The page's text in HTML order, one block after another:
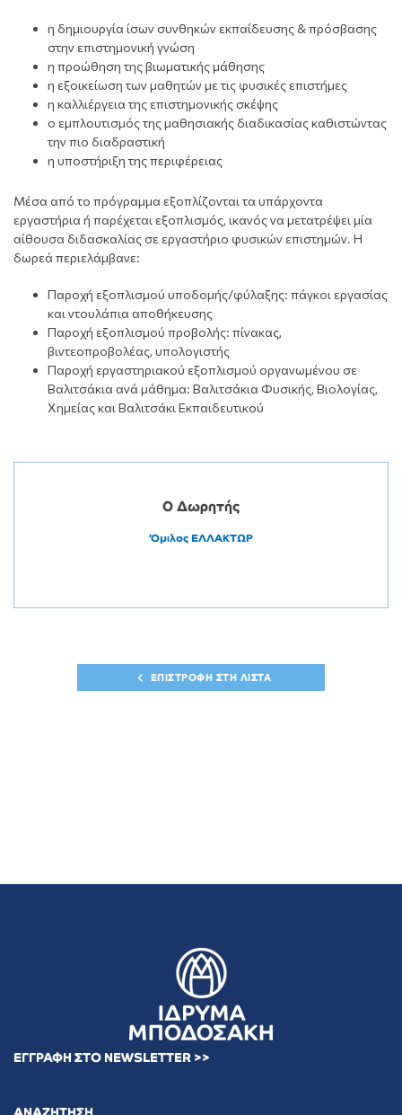
η δημιουργία ίσων συνθηκών εκπαίδευσης & πρόσβασης
στην επιστημονική γνώση
η προώθηση της βιωματικής μάθησης
η εξοικείωση των μαθητών με τις φυσικές επιστήμες
η καλλιέργεια της επιστημονικής σκέψης
ο εμπλουτισμός της μαθησιακής διαδικασίας καθιστώντας
την πιο διαδραστική
η υποστήριξη της περιφέρειας
Μέσα από το πρόγραμμα εξοπλίζονται τα υπάρχοντα
εργαστήρια ή παρέχεται εξοπλισμός, ικανός να μετατρέψει μία
αίθουσα διδασκαλίας σε εργαστήριο φυσικών επιστημών. Η
δωρεά περιελάμβανε:
Παροχή εξοπλισμού υποδομής/φύλαξης: πάγκοι εργασίας
και ντουλάπια αποθήκευσης
Παροχή εξοπλισμού προβολής: πίνακας,
βιντεοπροβολέας, υπολογιστής
Παροχή εργαστηριακού εξοπλισμού οργανωμένου σε
Βαλιτσάκια ανά μάθημα: Βαλιτσάκια Φυσικής, Βιολογίας,
Χημείας και Βαλιτσάκι Εκπαιδευτικού
Ο Δωρητής
Όμιλος ΕΛΛΑΚΤΩΡ
ΕΠΙΣΤΡΟΦΗ ΣΤΗ ΛΙΣΤΑ
ΕΓΓΡΑΦΗ ΣΤΟ NEWSLETTER >>